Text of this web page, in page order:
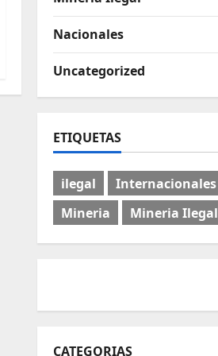
Nacionales
Uncategorized
ETIQUETAS
ilegal Internacionales
Mineria
Mineria Ilegal
CATEGORIAS